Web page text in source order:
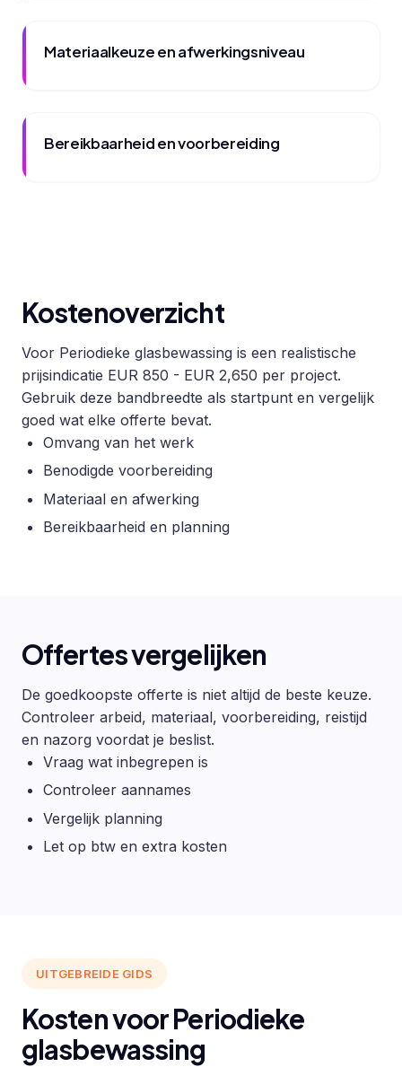
Materiaalkeuze en afwerkingsniveau
Bereikbaarheid en voorbereiding
Kostenoverzicht
Voor Periodieke glasbewassing is een realistische
prijsindicatie EUR 850 - EUR 2,650 per project.
Gebruik deze bandbreedte als startpunt en vergelijk
goed wat elke offerte bevat.
Omvang van het werk
Benodigde voorbereiding
Materiaal en afwerking
Bereikbaarheid en planning
Offertes vergelijken
De goedkoopste offerte is niet altijd de beste keuze.
Controleer arbeid, materiaal, voorbereiding, reistijd
en nazorg voordat je beslist.
Vraag wat inbegrepen is
Controleer aannames
Vergelijk planning
Let op btw en extra kosten
UITGEBREIDE GIDS
Kosten voor Periodieke
glasbewassing